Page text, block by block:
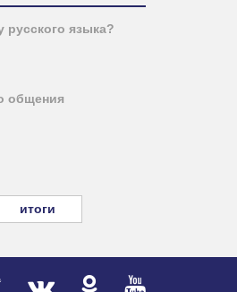
русского языка?
общения
итоги